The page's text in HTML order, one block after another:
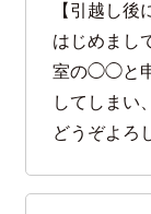
【引越し後
はじめま
室の◯◯と申
してしまい
どうぞよろ